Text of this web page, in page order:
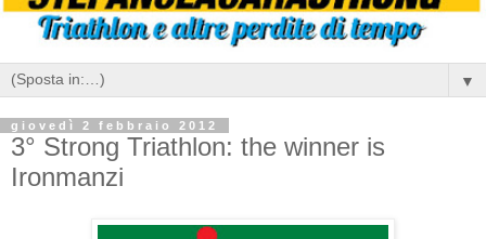
▼
giovedì 2 febbraio 2012
3° Strong Triathlon: the winner is
Ironmanzi